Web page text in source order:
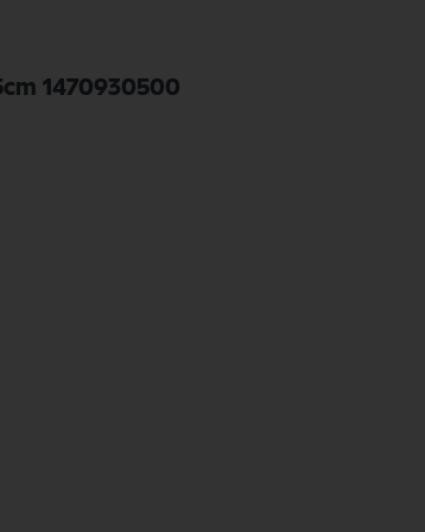
1470930500